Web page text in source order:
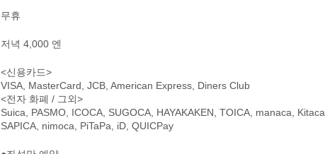
무휴
저녁 4,000 엔
<신용카드>
VISA, MasterCard, JCB, American Express, Diners Club
<전자 화폐 / 그외>
Suica, PASMO, ICOCA, SUGOCA, HAYAKAKEN, TOICA, manaca, Kitaca,
SAPICA, nimoca, PiTaPa, iD, QUICPay